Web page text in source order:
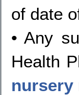
of date
• Any
Health
nursery